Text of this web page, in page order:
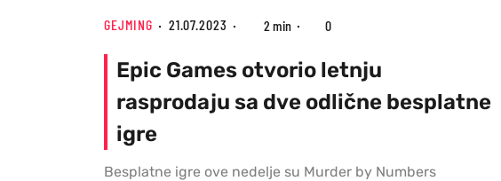
GEJMING 21.07.2023 2 min 0
Epic Games otvorio letnju
rasprodaju sa dve odlične besplatne
igre
Besplatne igre ove nedelje su Murder by Numbers